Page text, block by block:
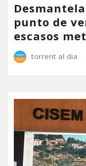
punto de
escasos
torrent al dia